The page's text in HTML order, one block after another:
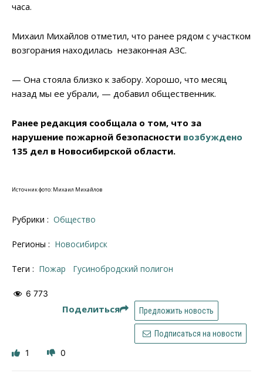
часа.
Михаил Михайлов отметил, что ранее рядом с участком
возгорания находилась незаконная АЗС.
— Она стояла близко к забору. Хорошо, что месяц
назад мы ее убрали, — добавил общественник.
Ранее редакция сообщала о том, что за
нарушение пожарной безопасности возбуждено
135 дел в Новосибирской области.
Источник фото: Михаил Михайлов
Рубрики : Общество
Регионы : Новосибирск
Теги : пожар Гусинобродский полигон
6 773
Поделиться Предложить новость
Подписаться на новости
1 0